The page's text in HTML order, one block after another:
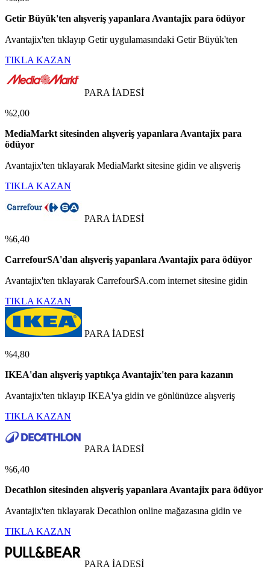
Getir Büyük'ten alışveriş yapanlara Avantajix para ödüyor
Avantajix'ten tıklayıp Getir uygulamasındaki Getir Büyük'ten
TIKLA KAZAN
PARA İADESİ
%2,00
MediaMarkt sitesinden alışveriş yapanlara Avantajix para
ödüyor
Avantajix'ten tıklayarak MediaMarkt sitesine gidin ve alışveriş
TIKLA KAZAN
PARA İADESİ
%6,40
CarrefourSA'dan alışveriş yapanlara Avantajix para ödüyor
Avantajix'ten tıklayarak CarrefourSA.com internet sitesine gidin
TIKLA KAZAN
PARA İADESİ
%4,80
IKEA'dan alışveriş yaptıkça Avantajix'ten para kazanın
Avantajix'ten tıklayıp IKEA'ya gidin ve gönlünüzce alışveriş
TIKLA KAZAN
PARA İADESİ
%6,40
Decathlon sitesinden alışveriş yapanlara Avantajix para ödüyor
Avantajix'ten tıklayarak Decathlon online mağazasına gidin ve
TIKLA KAZAN
PARA İADESİ